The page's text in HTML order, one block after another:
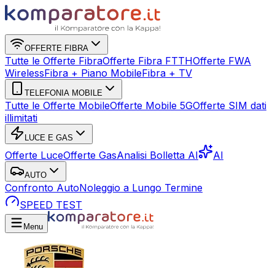
OFFERTE FIBRA
Tutte le Offerte FibraOfferte Fibra FTTHOfferte FWA
WirelessFibra + Piano MobileFibra + TV
TELEFONIA MOBILE
Tutte le Offerte MobileOfferte Mobile 5GOfferte SIM dati
illimitati
LUCE E GAS
Offerte LuceOfferte GasAnalisi Bolletta AI AI
AUTO
Confronto AutoNoleggio a Lungo Termine
SPEED TEST
Menu